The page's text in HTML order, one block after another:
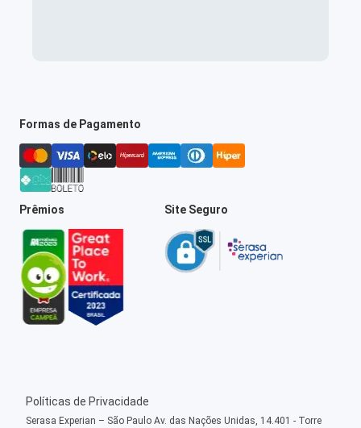
Formas de Pagamento
Prêmios Site Seguro
Políticas de Privacidade
Serasa Experian – São Paulo Av. das Nações Unidas, 14.401 - Torre